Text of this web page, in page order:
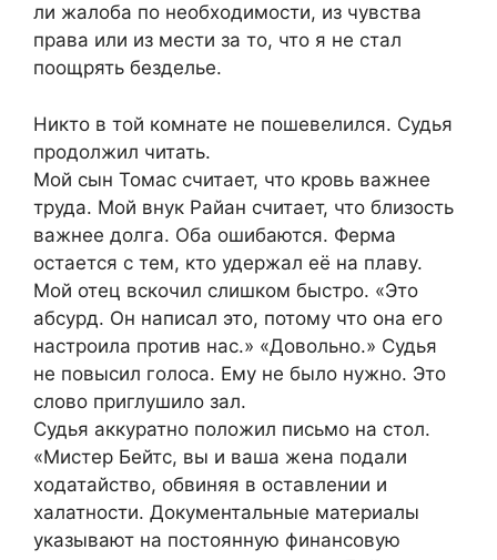
ли жалоба по необходимости, из чувства
права или из мести за то, что я не стал
поощрять безделье.
Никто в той комнате не пошевелился. Судья
продолжил читать.
Мой сын Томас считает, что кровь важнее
труда. Мой внук Райан считает, что близость
важнее долга. Оба ошибаются. Ферма
остается с тем, кто удержал её на плаву.
Мой отец вскочил слишком быстро. «Это
абсурд. Он написал это, потому что она его
настроила против нас.» «Довольно.» Судья
не повысил голоса. Ему не было нужно. Это
слово приглушило зал.
Судья аккуратно положил письмо на стол.
«Мистер Бейтс, вы и ваша жена подали
ходатайство, обвиняя в оставлении и
халатности. Документальные материалы
указывают на постоянную финансовую